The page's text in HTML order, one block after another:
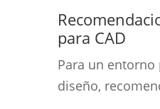
para CAD
Para un
diseño,